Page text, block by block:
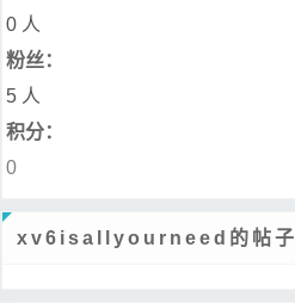
0 人
粉丝：
5 人
积分：
0
xv6isallyourneed的帖子